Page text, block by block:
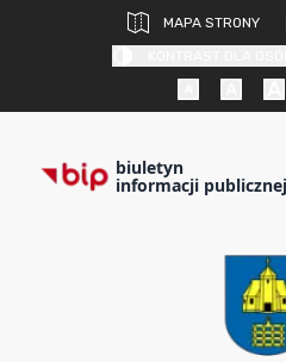
MAPA STRONY
biuletyn
informacji publicznej